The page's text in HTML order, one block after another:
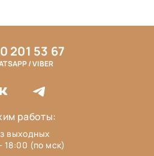
201 53 67
/ VIBER
работы:
выходных
18:00 (по мск)